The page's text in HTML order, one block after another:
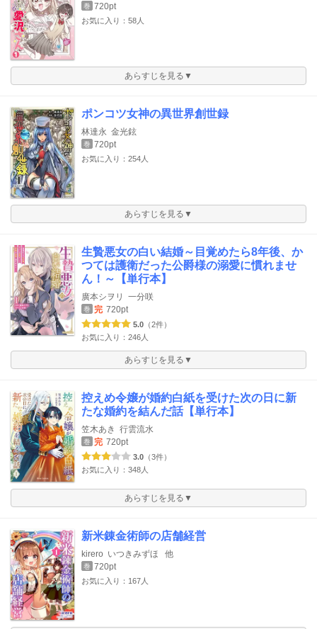
巻 720pt
お気に入り：58人
あらすじを見る▼
ポンコツ女神の異世界創世録
林達永 金光鉉
巻 720pt
お気に入り：254人
あらすじを見る▼
生贄悪女の白い結婚～目覚めたら8年後、か
つては護衛だった公爵様の溺愛に慣れませ
ん！～【単行本】
廣本シヲリ 一分咲
巻 完 720pt
5.0 （2件）
お気に入り：246人
あらすじを見る▼
控えめ令嬢が婚約白紙を受けた次の日に新
たな婚約を結んだ話【単行本】
笠木あき 行雲流水
巻 完 720pt
3.0 （3件）
お気に入り：348人
あらすじを見る▼
新米錬金術師の店舗経営
kirero いつきみずほ 他
巻 720pt
お気に入り：167人